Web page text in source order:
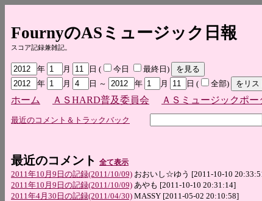
FournyのASミュージック日報
スコア記録兼雑記。
年 月 日 ( 今日
最終日)
年
月 日 ～ 年 月 日 ( 全部)
ホーム ＡＳHARD普及委員会 ＡＳミュージックポー
最近のコメント＆トラックバック
最近のコメント 全て表示
2011年10月9日の記録(2011/10/09) おおいし☆ゆう [2011-10-10
2011年10月9日の記録(2011/10/09) あやも [2011-10-10 20:31:14]
2011年4月30日の記録(2011/04/30) MASSY [2011-05-02 20:10:58]